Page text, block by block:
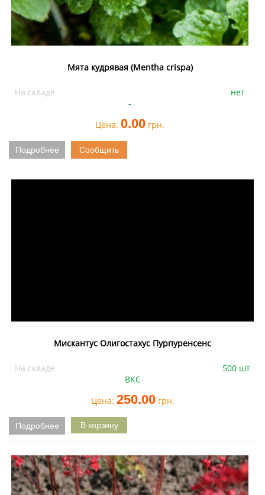
Мята кудрявая (Mentha crispa)
На складе
нет
-
Цена: 0.00 грн.
Подробнее Сообщить
Мискантус Олигостахус Пурпуренсенс
На складе
500 шт
ВКС
Цена: 250.00грн.
Подробнее